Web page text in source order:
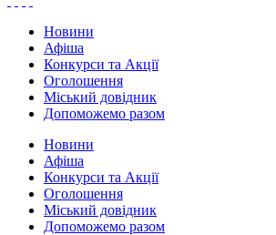
Новини
Афіша
Конкурси та Акції
Оголошення
Міський довідник
Допоможемо разом
Новини
Афіша
Конкурси та Акції
Оголошення
Міський довідник
Допоможемо разом